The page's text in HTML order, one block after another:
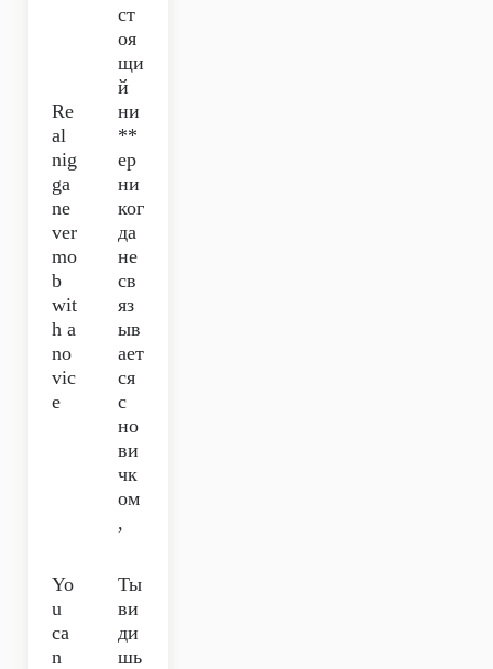
Re
al
nig
ga
ne
ver
mo
b
wit
h a
no
vic
e
ст
оя
щи
й
ни
**
ер
ни
ког
да
не
св
яз
ыв
ает
ся
с
но
ви
чк
ом
,
Yo
u
ca
n
Ты
ви
ди
шь